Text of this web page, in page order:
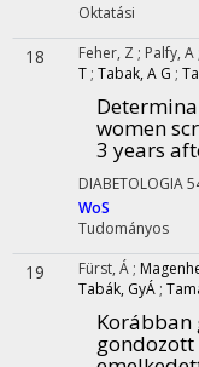
Oktatási
18 Feher, Z ; Palfy, A
T ; Tabak, A G ;
women
3 years
DIABETOLOGIA
WoS
Tudományos
19 Fürst, Á ;
Tabák, GyÁ ;
Korábban
gondozott